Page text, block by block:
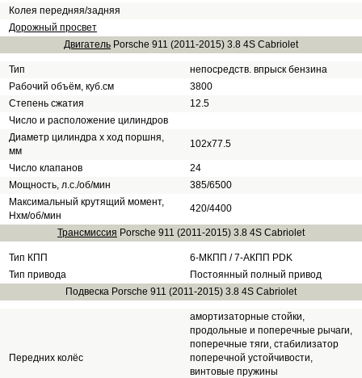
Колея передняя/задняя
Дорожный просвет
Двигатель Porsche 911 (2011-2015) 3.8 4S Cabriolet
Тип
непосредств. впрыск бензина
Рабочий объём, куб.см
3800
Степень сжатия
12.5
Число и расположение цилиндров
Диаметр цилиндра х ход поршня,
мм
102х77.5
Число клапанов
24
Мощность, л.с./об/мин
385/6500
Максимальный крутящий момент,
Нхм/об/мин
420/4400
Трансмиссия Porsche 911 (2011-2015) 3.8 4S Cabriolet
Тип КПП
6-МКПП / 7-АКПП PDK
Тип привода
Постоянный полный привод
Подвеска Porsche 911 (2011-2015) 3.8 4S Cabriolet
Передних колёс
амортизаторные стойки,
продольные и поперечные рычаги,
поперечные тяги, стабилизатор
поперечной устойчивости,
винтовые пружины